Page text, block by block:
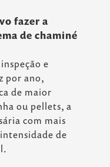
fazer a
de chaminé
e
por ano,
de maior
ou pellets, a
com mais
de